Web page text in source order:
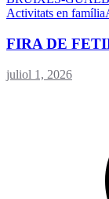
Activitats en família
FIRA DE
juliol 1, 2026